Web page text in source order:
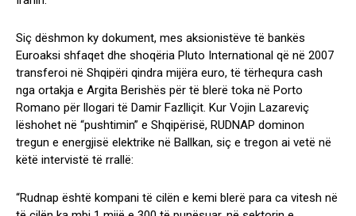
Siç dëshmon ky dokument, mes aksionistëve të bankës
Euroaksi shfaqet dhe shoqëria Pluto International që në 2007
transferoi në Shqipëri qindra mijëra euro, të tërhequra cash
nga ortakja e Argita Berishës për të blerë toka në Porto
Romano për llogari të Damir Fazlliçit. Kur Vojin Lazareviç
lëshohet në “pushtimin” e Shqipërisë, RUDNAP dominon
tregun e energjisë elektrike në Ballkan, siç e tregon ai vetë në
këtë intervistë të rrallë:
“Rudnap është kompani të cilën e kemi blerë para ca vitesh në